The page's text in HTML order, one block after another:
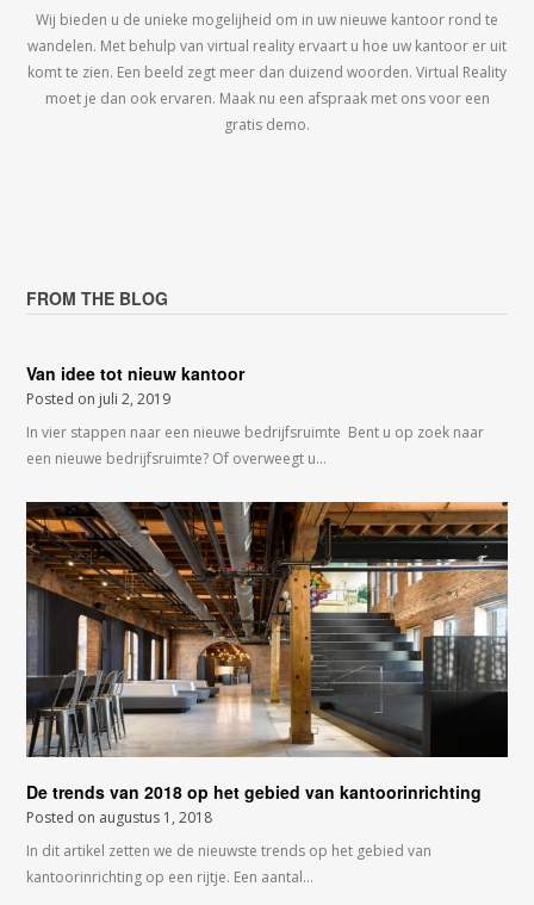
Wij bieden u de unieke mogelijheid om in uw nieuwe kantoor rond te
wandelen. Met behulp van virtual reality ervaart u hoe uw kantoor er uit
komt te zien. Een beeld zegt meer dan duizend woorden. Virtual Reality
moet je dan ook ervaren. Maak nu een afspraak met ons voor een
gratis demo.
FROM THE BLOG
Van idee tot nieuw kantoor
Posted on juli 2, 2019
In vier stappen naar een nieuwe bedrijfsruimte Bent u op zoek naar
een nieuwe bedrijfsruimte? Of overweegt u…
De trends van 2018 op het gebied van kantoorinrichting
Posted on augustus 1, 2018
In dit artikel zetten we de nieuwste trends op het gebied van
kantoorinrichting op een rijtje. Een aantal…